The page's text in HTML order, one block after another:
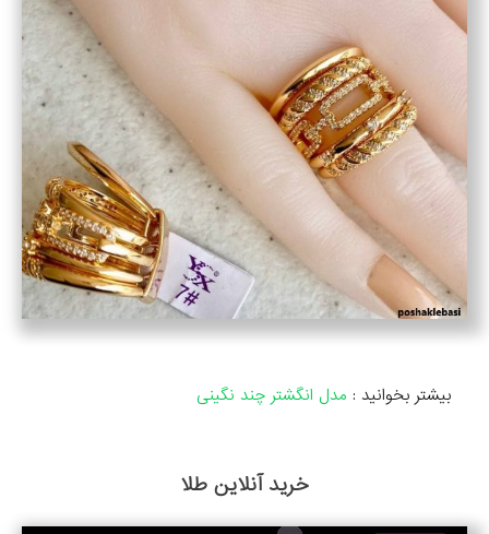
بیشتر بخوانید : مدل انگشتر چند نگینی
خرید آنلاین طلا